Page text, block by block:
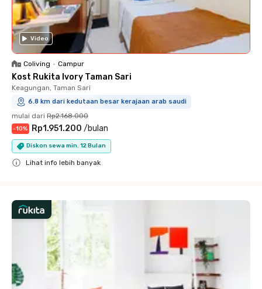
Video
Coliving • Campur
Kost Rukita Ivory Taman Sari
Keagungan, Taman Sari
6.8 km dari kedutaan besar kerajaan arab saudi
mulai dari Rp2.168.000
-10% Rp1.951.200 /bulan
Diskon sewa min. 12 Bulan
Lihat info lebih banyak